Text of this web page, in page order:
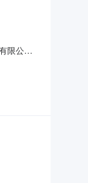
限公司
公司定